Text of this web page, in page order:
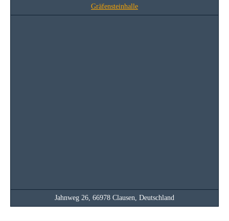
Gräfensteinhalle
Jahnweg 26, 66978 Clausen, Deutschland